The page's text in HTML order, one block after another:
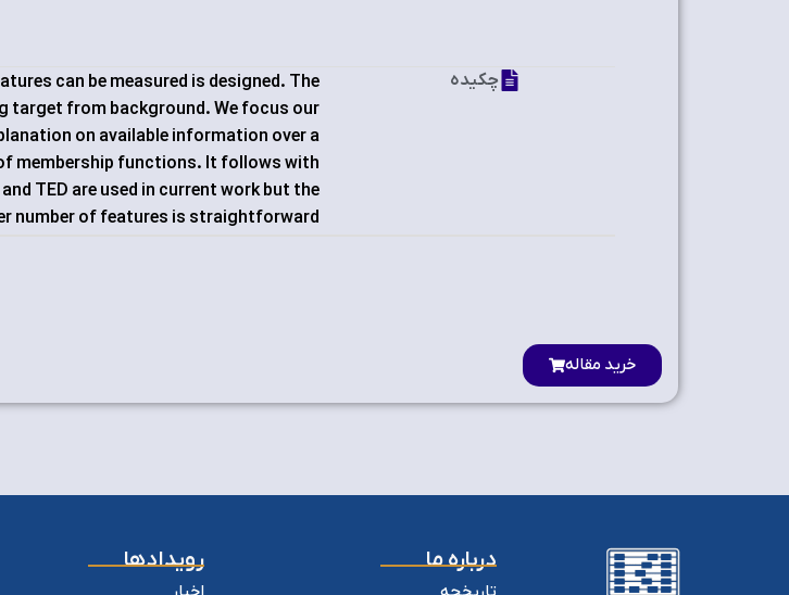
can be measured is designed. The
target from background. We focus our
on available information over a
membership functions. It follows with
TED are used in current work but the
number of features is straightforward.
چکیده
خرید مقاله
درباره ما رویدادها